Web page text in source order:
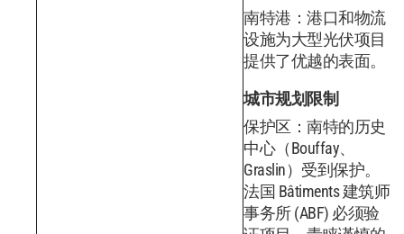
南特港：港口和物流
设施为大型光伏项目
提供了优越的表面。
城市规划限制
保护区：南特的历史
中心（Bouffay、
Graslin）受到保护。
法国 Bâtiments 建筑师
事务所 (ABF) 必须验